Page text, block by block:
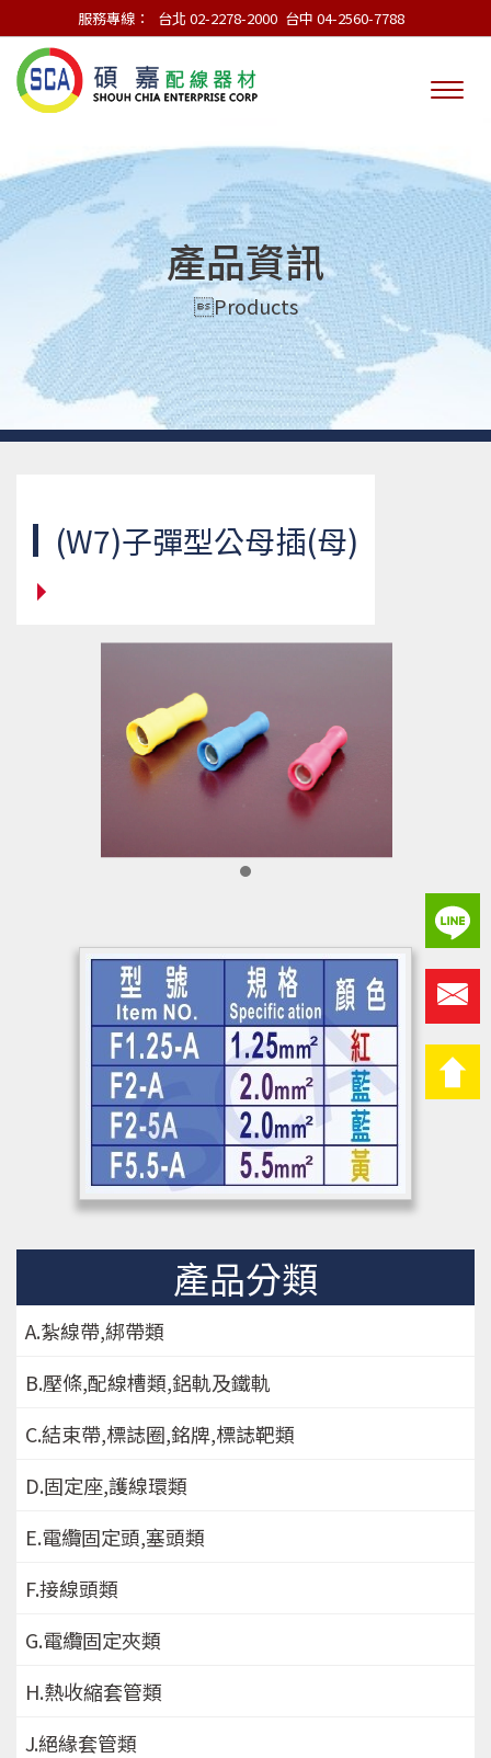
服務專線： 台北 02-2278-2000 台中 04-2560-7788
產品資訊
Products
產品分類
A.紮線帶,綁帶類
B.壓條,配線槽類,鋁軌及鐵軌
C.結束帶,標誌圈,銘牌,標誌靶類
D.固定座,護線環類
E.電纜固定頭,塞頭類
F.接線頭類
G.電纜固定夾類
H.熱收縮套管類
J.絕緣套管類
(W7)子彈型公母插(母)